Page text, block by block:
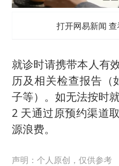
打开网易新闻
就诊时请携带本人有
历及相关检查报告（
子等）。如无法按时
2 天通过原预约渠道
源浪费。
声明：个人原创，仅供参考